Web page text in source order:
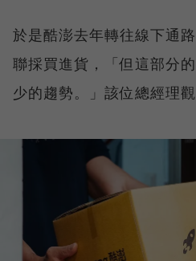
於是酷澎去年轉往線下通
聯採買進貨，「但這部分
少的趨勢。」該位總經理觀